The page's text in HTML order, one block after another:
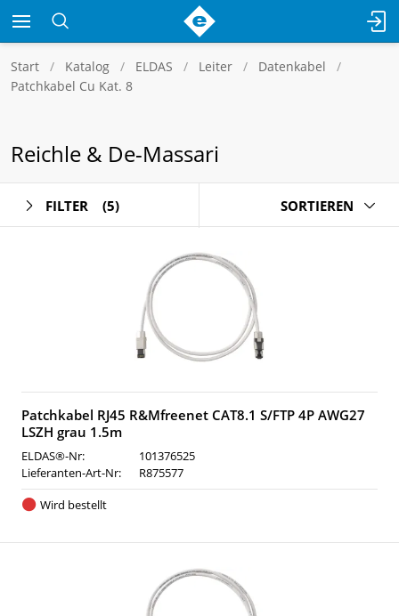
Start Katalog ELDAS Leiter
Datenkabel
Patchkabel Cu Kat. 8
Reichle & De-Massari
FILTER (5) SORTIEREN
Patchkabel RJ45 R&Mfreenet CAT8.1 S/FTP 4P AWG27
LSZH grau 1.5m
ELDAS®-Nr:
101376525
Lieferanten-Art-Nr:
R875577
Wird bestellt